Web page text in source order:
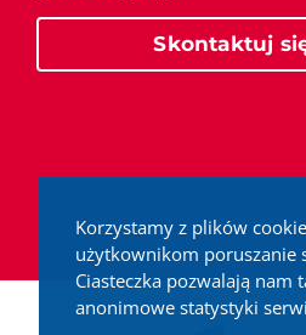
Korzystamy z plików
użytkownikom poruszanie
Ciasteczka pozwalają nam
anonimowe statystyki
Skontaktuj